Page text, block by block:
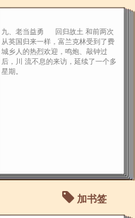
九、老当益勇 回归故土 和前两次
从英国归来一样，富兰克林受到了费
城乡人的热烈欢迎，鸣炮、敲钟过
后，川 流不息的来访，延续了一个多
星期。
加书签